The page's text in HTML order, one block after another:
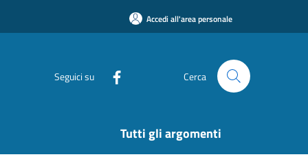
Accedi all'area personale
Seguici su Cerca
Tutti gli argomenti